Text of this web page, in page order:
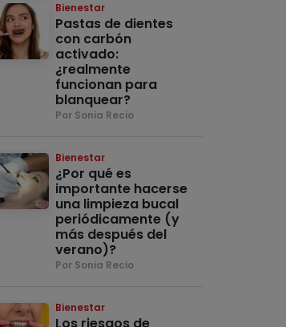
Bienestar
Pastas de dientes
con carbón
activado:
¿realmente
funcionan para
blanquear?
Por Sonia Recio
Bienestar
¿Por qué es
importante hacerse
una limpieza bucal
periódicamente (y
más después del
verano)?
Por Sonia Recio
Bienestar